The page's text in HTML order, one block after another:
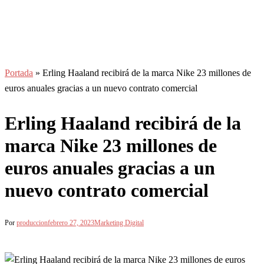
Portada » Erling Haaland recibirá de la marca Nike 23 millones de
euros anuales gracias a un nuevo contrato comercial
Erling Haaland recibirá de la
marca Nike 23 millones de
euros anuales gracias a un
nuevo contrato comercial
Por produccionfebrero 27, 2023Marketing Digital